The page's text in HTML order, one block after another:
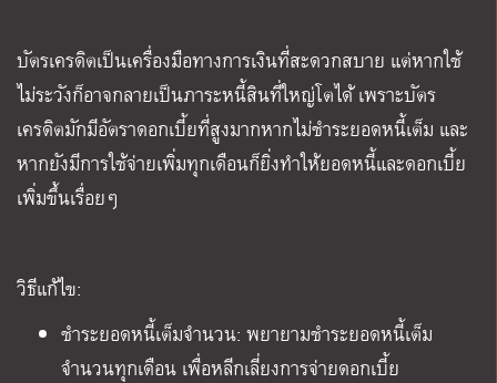
บัตรเครดิตเป็นเครื่องมือทางการเงินที่สะดวกสบาย แต่หากใช้
ไม่ระวังก็อาจกลายเป็นภาระหนี้สินที่ใหญ่โตได้ เพราะบัตร
เครดิตมักมีอัตราดอกเบี้ยที่สูงมากหากไม่ชำระยอดหนี้เต็ม และ
หากยังมีการใช้จ่ายเพิ่มทุกเดือนก็ยิ่งทำให้ยอดหนี้และดอกเบี้ย
เพิ่มขึ้นเรื่อยๆ
วิธีแก้ไข:
ชำระยอดหนี้เต็มจำนวน: พยายามชำระยอดหนี้เต็ม
จำนวนทุกเดือน เพื่อหลีกเลี่ยงการจ่ายดอกเบี้ย